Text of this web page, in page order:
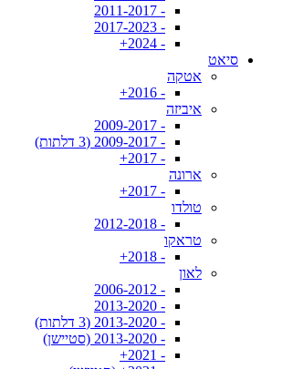
- 2011-2017
- 2017-2023
- 2024+
סיאט
אטקה
- 2016+
איביזה
- 2009-2017
- 2009-2017 (3 דלתות)
- 2017+
ארונה
- 2017+
טולדו
- 2012-2018
טראקו
- 2018+
לאון
- 2006-2012
- 2013-2020
- 2013-2020 (3 דלתות)
- 2013-2020 (סטיישן)
- 2021+